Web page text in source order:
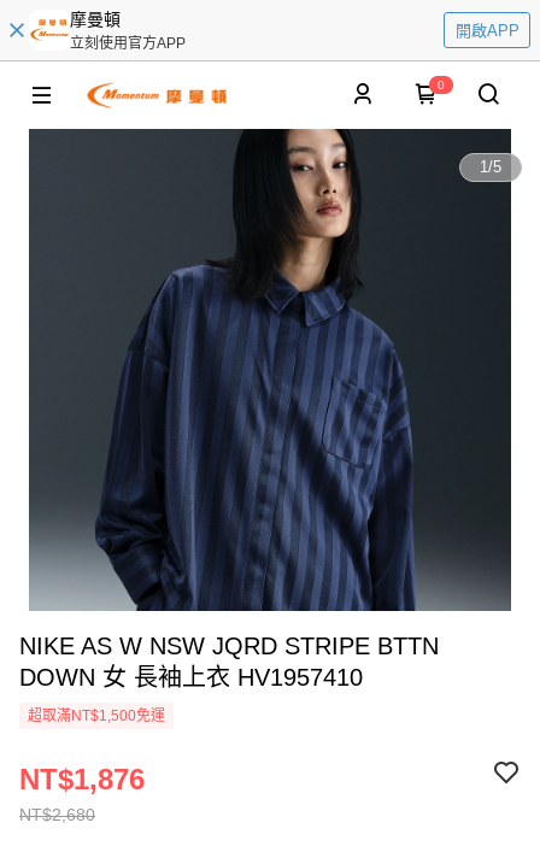
摩曼頓
立刻使用官方APP
開啟APP
0
1/5
NIKE AS W NSW JQRD STRIPE BTTN
DOWN 女 長袖上衣 HV1957410
超取滿NT$1,500免運
NT$2,680
NT$1,876